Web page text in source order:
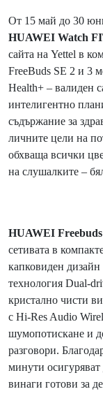
От 15 май до 30
HUAWEI Watch
сайта на Yettel в
FreeBuds SE 2 и 3
Health+ – валиден
интелигентно
съдържание за
личните цели на
обхваща всички
на слушалките –
HUAWEI
сетивата в
капковиден
технология Dual-
кристално чисти
с Hi-Res Audio
шумопотискане и
разговори.
минути осигуряват
винаги готови за